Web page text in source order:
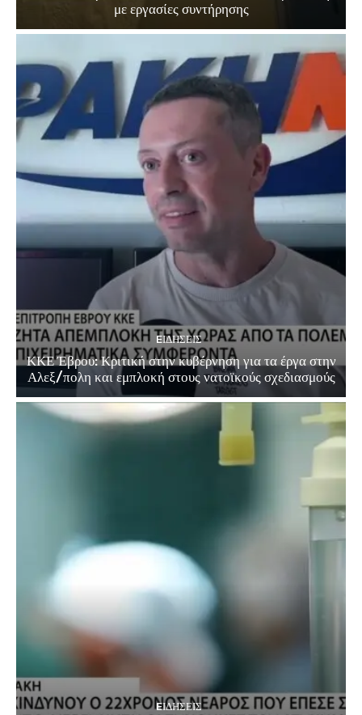
με εργασίες συντήρησης
EΙΔΗΣΕΙΣ
ΚΚΕ Έβρου: Κριτική στην κυβέρνηση για τα έργα στην
Αλεξ/πολη και εμπλοκή στους νατοϊκούς σχεδιασμούς
EΙΔΗΣΕΙΣ